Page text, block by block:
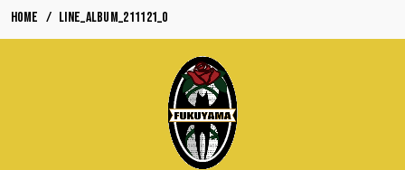
HOME LINE_ALBUM_211121_0